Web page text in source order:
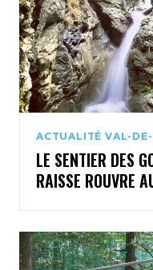
ACTUALITÉ VAL-DE-
LE SENTIER DES
RAISSE ROUVRE